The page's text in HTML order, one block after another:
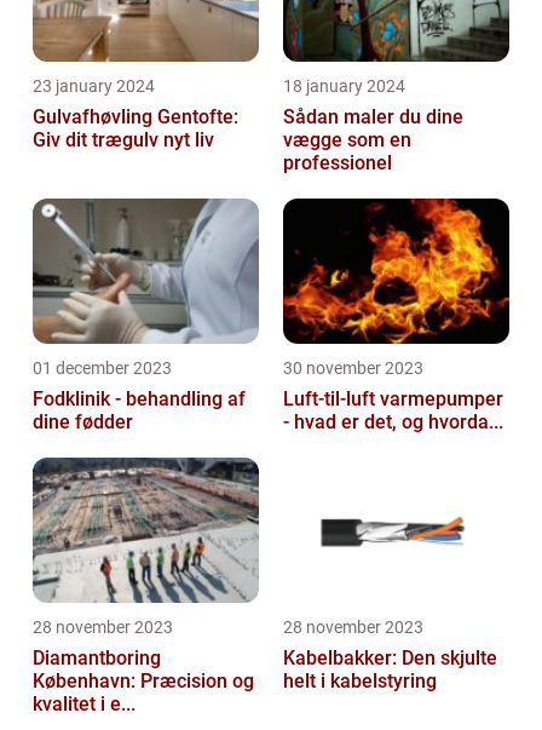
23 january 2024
Gulvafhøvling Gentofte:
Giv dit trægulv nyt liv
18 january 2024
Sådan maler du dine
vægge som en
professionel
01 december 2023
Fodklinik - behandling af
dine fødder
30 november 2023
Luft-til-luft varmepumper
- hvad er det, og hvorda...
28 november 2023
Diamantboring
København: Præcision og
kvalitet i e...
28 november 2023
Kabelbakker: Den skjulte
helt i kabelstyring